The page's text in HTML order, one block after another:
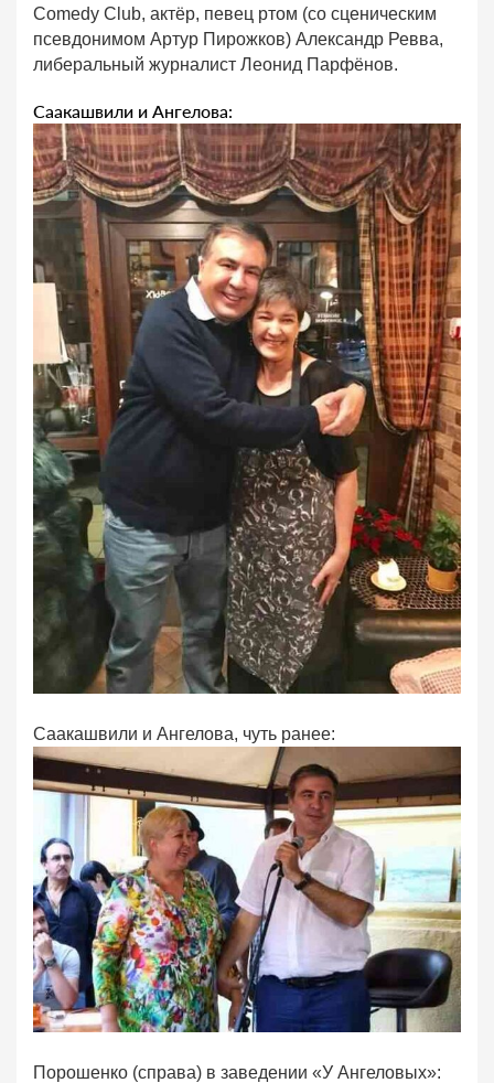
Comedy Club, актёр, певец ртом (со сценическим
псевдонимом Артур Пирожков) Александр Ревва,
либеральный журналист Леонид Парфёнов.
Саакашвили и Ангелова:
Саакашвили и Ангелова, чуть ранее:
Порошенко (справа) в заведении «У Ангеловых»: